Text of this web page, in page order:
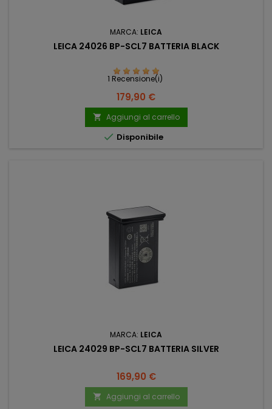
MARCA: LEICA
LEICA 24026 BP-SCL7 BATTERIA BLACK
1 Recensione(i)
Prezzo
179,90 €
 Aggiungi al carrello
 Disponibile
MARCA: LEICA
LEICA 24029 BP-SCL7 BATTERIA SILVER
Prezzo
169,90 €
 Aggiungi al carrello